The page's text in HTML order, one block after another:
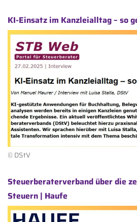
KI-Einsatz im Kanzleialltag – so
© DStV
Steuerberaterverband über die
Steuern | Haufe